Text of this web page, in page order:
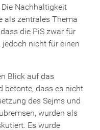
Nachhaltigkeit
als zentrales Thema
die PiS zwar für
jedoch nicht für einen
Blick auf das
betonte, dass es nicht
des Sejms und
wurden als
Es wurde